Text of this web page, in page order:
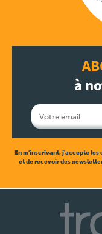
à
En m'inscrivant, j'accepte les
et de recevoir des